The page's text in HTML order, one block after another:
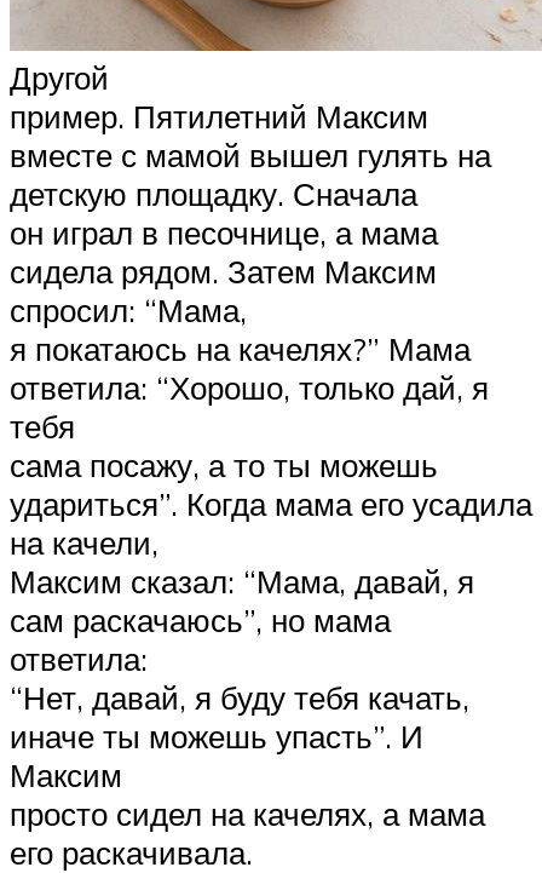
Другой
пример. Пятилетний Максим
вместе с мамой вышел гулять на
детскую площадку. Сначала
он играл в песочнице, а мама
сидела рядом. Затем Максим
спросил: “Мама,
я покатаюсь на качелях?” Мама
ответила: “Хорошо, только дай, я
тебя
сама посажу, а то ты можешь
удариться”. Когда мама его усадила
на качели,
Максим сказал: “Мама, давай, я
сам раскачаюсь”, но мама
ответила:
“Нет, давай, я буду тебя качать,
иначе ты можешь упасть”. И
Максим
просто сидел на качелях, а мама
его раскачивала.